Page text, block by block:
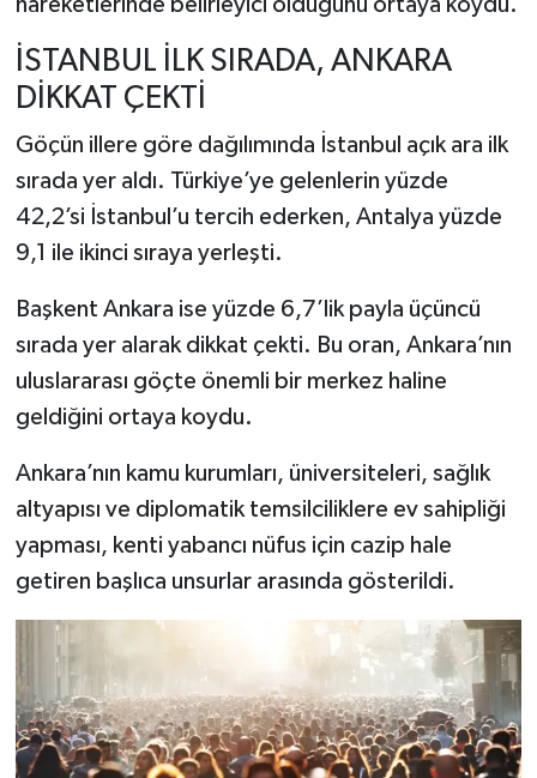
İSTANBUL İLK SIRADA, ANKARA
DİKKAT ÇEKTİ
Göçün illere göre dağılımında İstanbul açık ara ilk
sırada yer aldı. Türkiye’ye gelenlerin yüzde
42,2’si İstanbul’u tercih ederken, Antalya yüzde
9,1 ile ikinci sıraya yerleşti.
Başkent Ankara ise yüzde 6,7’lik payla üçüncü
sırada yer alarak dikkat çekti. Bu oran, Ankara’nın
uluslararası göçte önemli bir merkez haline
geldiğini ortaya koydu.
Ankara’nın kamu kurumları, üniversiteleri, sağlık
altyapısı ve diplomatik temsilciliklere ev sahipliği
yapması, kenti yabancı nüfus için cazip hale
getiren başlıca unsurlar arasında gösterildi.